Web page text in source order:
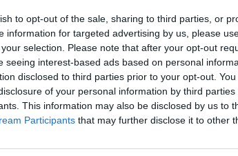
to opt-out of the sale, sharing to third parties, or
information for targeted advertising by us, please
selection. Please note that after your opt-out
seeing interest-based ads based on personal
disclosed to third parties prior to your opt-out.
of your personal information by third parties
This information may also be disclosed by us to
Participants that may further disclose it to other
világ száz
a THE